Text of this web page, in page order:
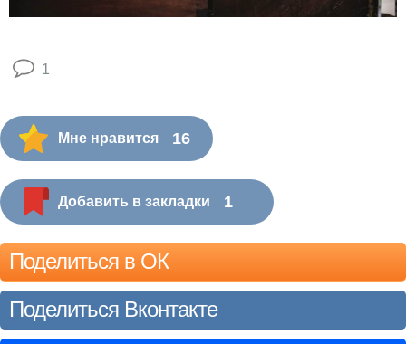
1
Мне нравится 16
Добавить в закладки 1
Поделиться в ОК
Поделиться Вконтакте